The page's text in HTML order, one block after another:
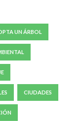
UN ÁRBOL
CIUDADES